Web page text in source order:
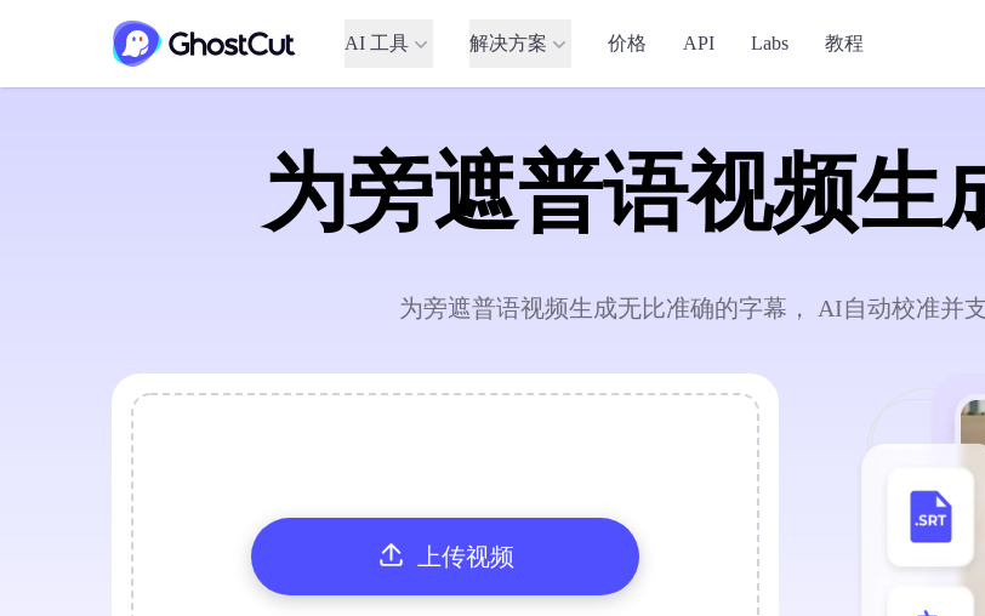
AI 工具 解决方案 价格 API Labs 教程
为旁遮普语视频生
为旁遮普语视频生成无比准确的字幕， AI自动校准并
上传视频